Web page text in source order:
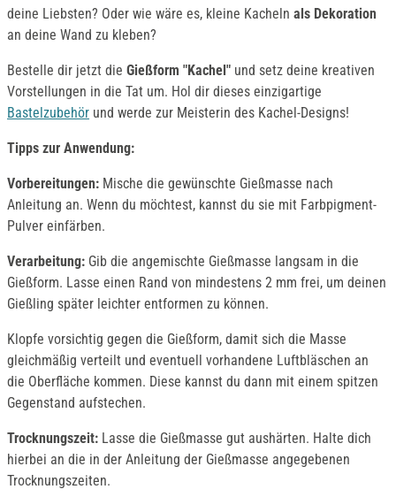
deine Liebsten? Oder wie wäre es, kleine Kacheln als Dekoration
an deine Wand zu kleben?
Bestelle dir jetzt die Gießform "Kachel" und setz deine kreativen
Vorstellungen in die Tat um. Hol dir dieses einzigartige
Bastelzubehör und werde zur Meisterin des Kachel-Designs!
Tipps zur Anwendung:
Vorbereitungen: Mische die gewünschte Gießmasse nach
Anleitung an. Wenn du möchtest, kannst du sie mit Farbpigment-
Pulver einfärben.
Verarbeitung: Gib die angemischte Gießmasse langsam in die
Gießform. Lasse einen Rand von mindestens 2 mm frei, um deinen
Gießling später leichter entformen zu können.
Klopfe vorsichtig gegen die Gießform, damit sich die Masse
gleichmäßig verteilt und eventuell vorhandene Luftbläschen an
die Oberfläche kommen. Diese kannst du dann mit einem spitzen
Gegenstand aufstechen.
Trocknungszeit: Lasse die Gießmasse gut aushärten. Halte dich
hierbei an die in der Anleitung der Gießmasse angegebenen
Trocknungszeiten.